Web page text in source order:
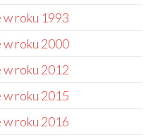
w roku 1993
w roku 2000
w roku 2012
w roku 2015
w roku 2016